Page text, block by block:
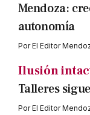
Mendoza:
autonomía
PorEl Editor
Ilusión
Talleres
PorEl Editor